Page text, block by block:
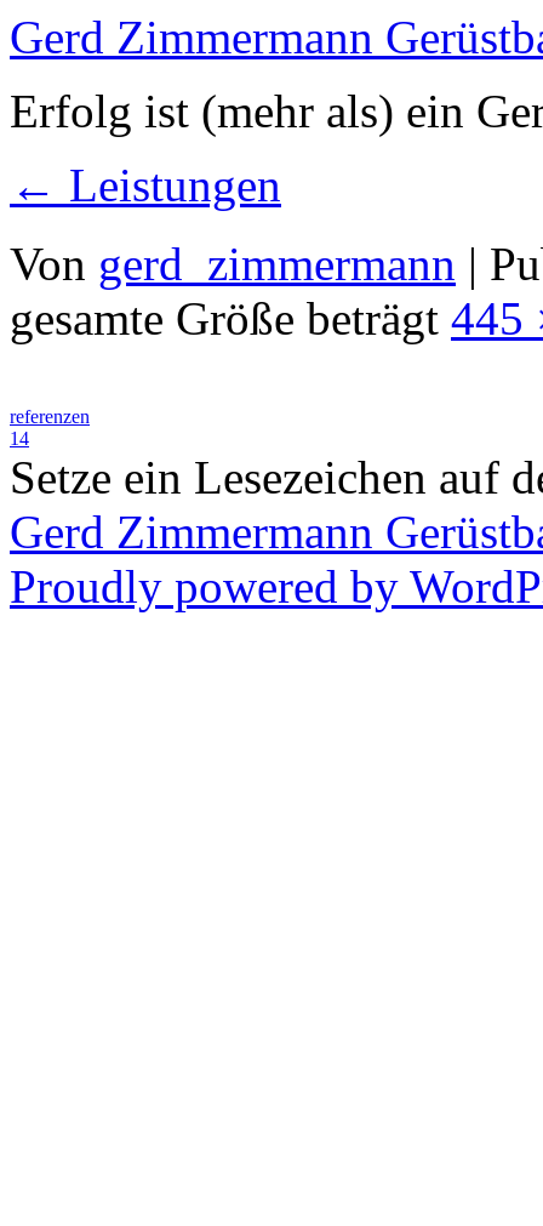
Gerd Zimmermann
Erfolg ist (mehr als) ein
← Leistungen
Von gerd_zimmermann |
gesamte Größe beträgt 445
referenzen
14
Setze ein Lesezeichen auf
Gerd Zimmermann
Proudly powered by